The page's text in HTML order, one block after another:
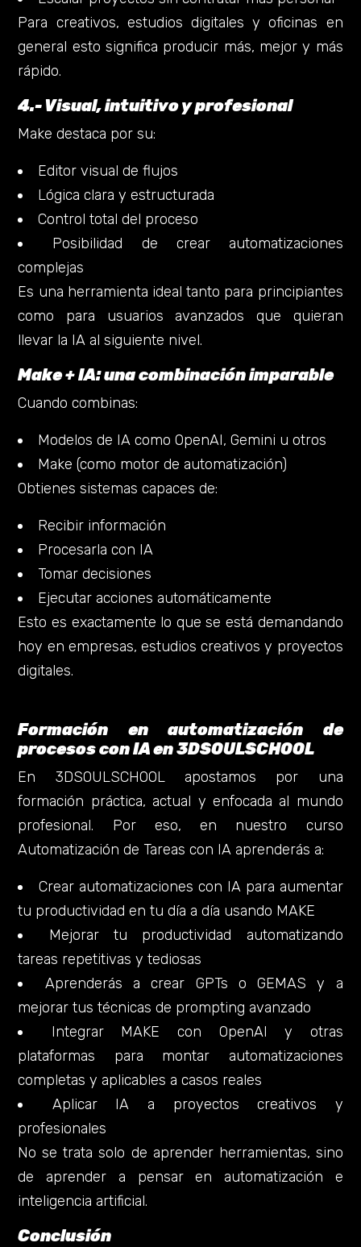
Para creativos, estudios digitales y oficinas en
general esto significa producir más, mejor y más
rápido.
4.- Visual, intuitivo y profesional
Make destaca por su:
Editor visual de flujos
Lógica clara y estructurada
Control total del proceso
Posibilidad de crear automatizaciones
complejas
Es una herramienta ideal tanto para principiantes
como para usuarios avanzados que quieran
llevar la IA al siguiente nivel.
Make + IA: una combinación imparable
Cuando combinas:
Modelos de IA como OpenAI, Gemini u otros
Make (como motor de automatización)
Obtienes sistemas capaces de:
Recibir información
Procesarla con IA
Tomar decisiones
Ejecutar acciones automáticamente
Esto es exactamente lo que se está demandando
hoy en empresas, estudios creativos y proyectos
digitales.
Formación en automatización de
procesos con IA en 3DSOULSCHOOL
En 3DSOULSCHOOL apostamos por una
formación práctica, actual y enfocada al mundo
profesional. Por eso, en nuestro curso
Automatización de Tareas con IA aprenderás a:
Crear automatizaciones con IA para aumentar
tu productividad en tu día a día usando MAKE
Mejorar tu productividad automatizando
tareas repetitivas y tediosas
Aprenderás a crear GPTs o GEMAS y a
mejorar tus técnicas de prompting avanzado
Integrar MAKE con OpenAI y otras
plataformas para montar automatizaciones
completas y aplicables a casos reales
Aplicar IA a proyectos creativos y
profesionales
No se trata solo de aprender herramientas, sino
de aprender a pensar en automatización e
inteligencia artificial.
Conclusión